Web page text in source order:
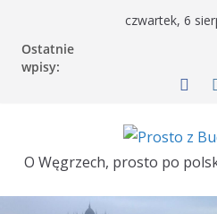
czwartek, 6
Ostatnie
wpisy:
O Węgrzech, prosto po